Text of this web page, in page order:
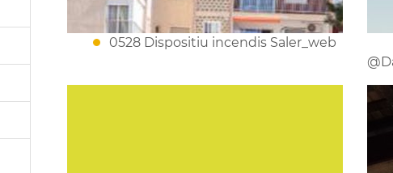
0528 Dispositiu incendis Saler_web